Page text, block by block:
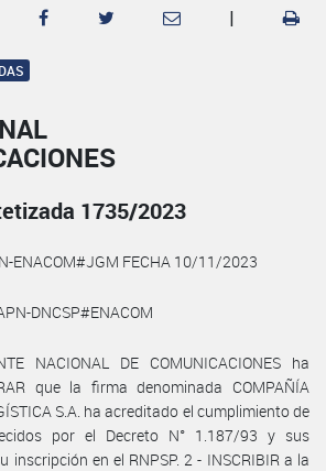
|
1735/2023
ENACOM#JGM FECHA 10/11/2023
DNCSP#ENACOM
NACIONAL DE COMUNICACIONES ha
que la firma denominada COMPAÑÍA
S.A. ha acreditado el cumplimiento de
por el Decreto N° 1.187/93 y sus
inscripción en el RNPSP. 2 - INSCRIBIR a la